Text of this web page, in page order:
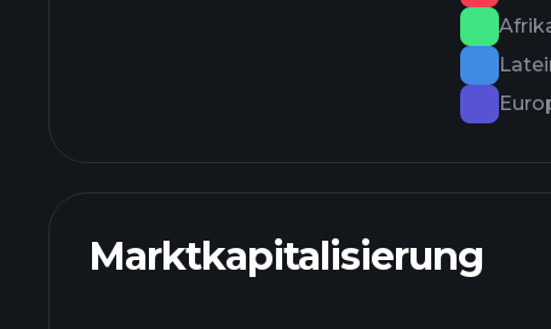
Marktkapitalisierung